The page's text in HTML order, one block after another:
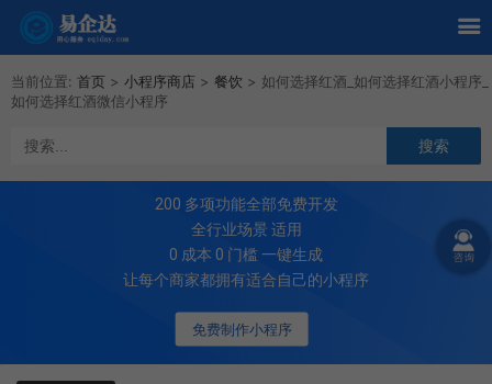
当前位置: 首页 > 小程序商店 > 餐饮 > 如何选择红酒_如何选择红酒小程序_
如何选择红酒微信小程序
免费制作小程序
200 多项功能全部免费开发
全行业场景 适用
0 成本 0 门槛 一键生成
让每个商家都拥有适合自己的小程序